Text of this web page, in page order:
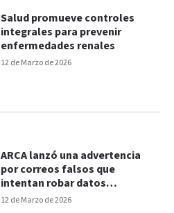
12 de Marzo de 2026
Salud promueve controles
integrales para prevenir
enfermedades renales
12 de Marzo de 2026
ARCA lanzó una advertencia
por correos falsos que
intentan robar datos
personales